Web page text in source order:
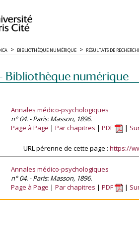
BIBLIOTHÈQUE NUMÉRIQUE RÉSULTATS DE
Bibliothèque numérique
Annales médico-psychologiques
n° 04. - Paris: Masson, 1896.
Page à Page
Par chapitres PDF
URL pérenne de cette page : https://
Annales médico-psychologiques
n° 04. - Paris: Masson, 1896.
Page à Page
Par chapitres PDF